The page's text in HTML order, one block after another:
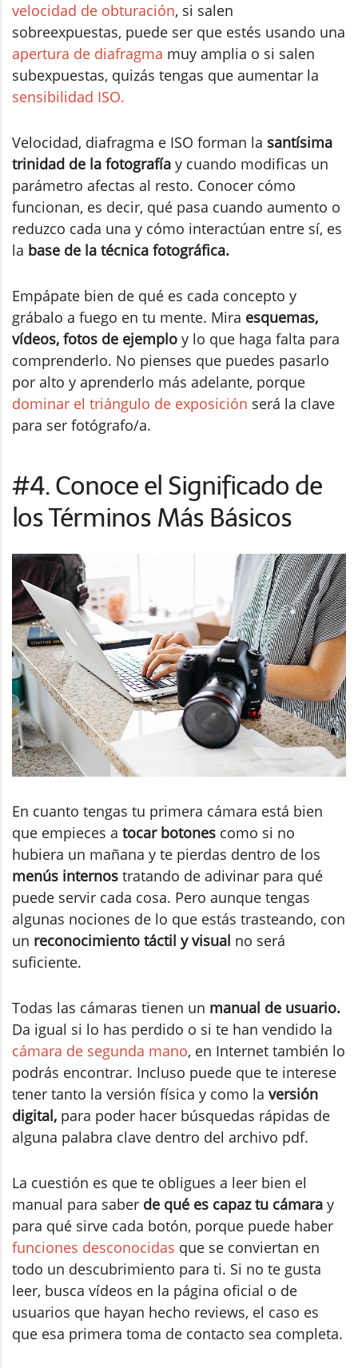
velocidad de obturación, si salen
sobreexpuestas, puede ser que estés usando una
apertura de diafragma muy amplia o si salen
subexpuestas, quizás tengas que aumentar la
sensibilidad ISO.
Velocidad, diafragma e ISO forman la santísima
trinidad de la fotografía y cuando modificas un
parámetro afectas al resto. Conocer cómo
funcionan, es decir, qué pasa cuando aumento o
reduzco cada una y cómo interactúan entre sí, es
la base de la técnica fotográfica.
Empápate bien de qué es cada concepto y
grábalo a fuego en tu mente. Mira esquemas,
vídeos, fotos de ejemplo y lo que haga falta para
comprenderlo. No pienses que puedes pasarlo
por alto y aprenderlo más adelante, porque
dominar el triángulo de exposición será la clave
para ser fotógrafo/a.
#4. Conoce el Significado de
los Términos Más Básicos
En cuanto tengas tu primera cámara está bien
que empieces a tocar botones como si no
hubiera un mañana y te pierdas dentro de los
menús internos tratando de adivinar para qué
puede servir cada cosa. Pero aunque tengas
algunas nociones de lo que estás trasteando, con
un reconocimiento táctil y visual no será
suficiente.
Todas las cámaras tienen un manual de usuario.
Da igual si lo has perdido o si te han vendido la
cámara de segunda mano, en Internet también lo
podrás encontrar. Incluso puede que te interese
tener tanto la versión física y como la versión
digital, para poder hacer búsquedas rápidas de
alguna palabra clave dentro del archivo pdf.
La cuestión es que te obligues a leer bien el
manual para saber de qué es capaz tu cámara y
para qué sirve cada botón, porque puede haber
funciones desconocidas que se conviertan en
todo un descubrimiento para ti. Si no te gusta
leer, busca vídeos en la página oficial o de
usuarios que hayan hecho reviews, el caso es
que esa primera toma de contacto sea completa.